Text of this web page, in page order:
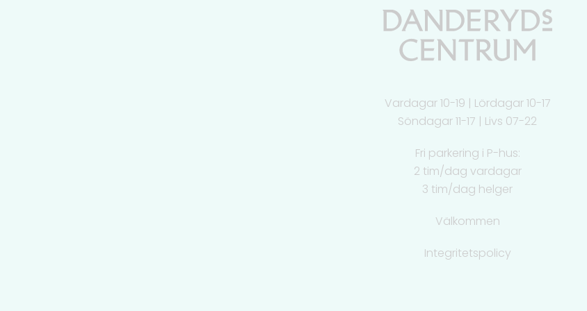
Vardagar 10-19 | Lördagar 10-17
Söndagar 11-17 | Livs 07-22
Fri parkering i P-hus:
2 tim/dag vardagar
3 tim/dag helger
Välkommen
Integritetspolicy